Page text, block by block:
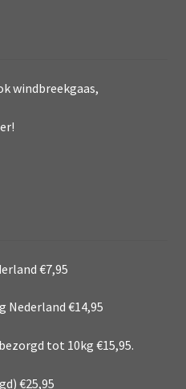
windbreekgaas,
€7,95
Nederland €14,95
tot 10kg €15,95.
€25,95